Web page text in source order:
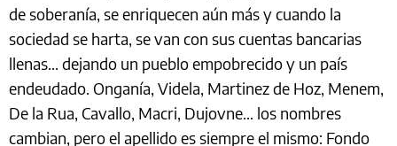
de soberanía, se enriquecen aún más y cuando la
sociedad se harta, se van con sus cuentas bancarias
llenas... dejando un pueblo empobrecido y un país
endeudado. Onganía, Videla, Martinez de Hoz, Menem,
De la Rua, Cavallo, Macri, Dujovne… los nombres
cambian, pero el apellido es siempre el mismo: Fondo